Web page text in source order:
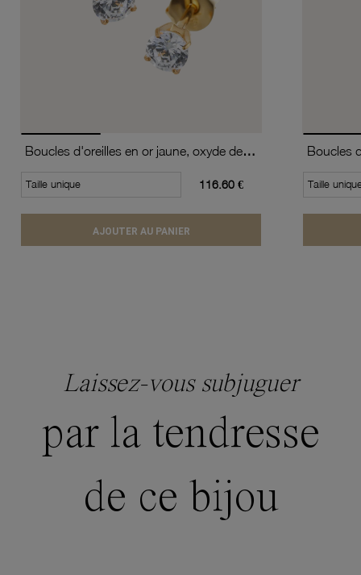
Boucles d'oreilles en or jaune, oxyde de zirconium (moyen modèle).
Taille unique 116.60 €
AJOUTER AU PANIER
Taille
Laissez-vous subjuguer
par la tendresse
de ce bijou